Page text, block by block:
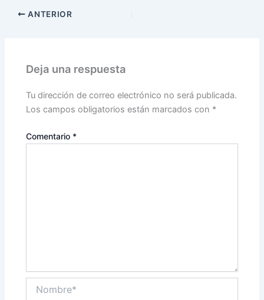
ANTERIOR
Deja una respuesta
Tu dirección de correo electrónico no será publicada.
Los campos obligatorios están marcados con *
Comentario *